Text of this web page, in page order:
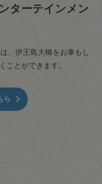
ターテインメン
、 伊王島大橋をお車もし
ことができます。
ら